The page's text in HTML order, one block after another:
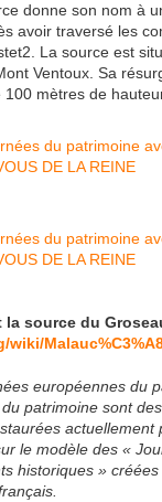
donne son nom à
avoir traversé les
La source est
Ventoux. Sa
mètres de
la source du
européennes du
patrimoine sont
actuellement
le modèle des «
historiques »